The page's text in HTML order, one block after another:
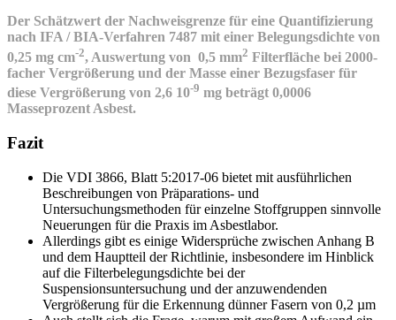
Der Schätzwert der Nachweisgrenze für eine Quantifizierung
nach IFA / BIA-Verfahren 7487 mit einer Belegungsdichte von
0,25 mg cm-2, Auswertung von 0,5 mm2 Filterfläche bei 2000-
facher Vergrößerung und der Masse einer Bezugsfaser für
diese Vergrößerung von 2,6 10-9 mg beträgt 0,0006
Masseprozent Asbest.
Fazit
Die VDI 3866, Blatt 5:2017-06 bietet mit ausführlichen
Beschreibungen von Präparations- und
Untersuchungsmethoden für einzelne Stoffgruppen sinnvolle
Neuerungen für die Praxis im Asbestlabor.
Allerdings gibt es einige Widersprüche zwischen Anhang B
und dem Hauptteil der Richtlinie, insbesondere im Hinblick
auf die Filterbelegungsdichte bei der
Suspensionsuntersuchung und der anzuwendenden
Vergrößerung für die Erkennung dünner Fasern von 0,2 µm